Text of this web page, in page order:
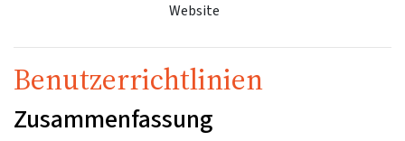
Website
Benutzerrichtlinien
Zusammenfassung